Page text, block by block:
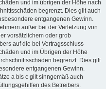
und im übrigen der Höhe nach
begrenzt. Dies gilt auch
entgangenen Gewinn.
außer bei der Verletzung von
vorsätzlichem oder grob
auf die bei Vertragsschluss
und im Übrigen der Höhe
begrenzt. Dies gilt
entgangenen Gewinn.
a bis c gilt sinngemäß auch
des Betreibers.